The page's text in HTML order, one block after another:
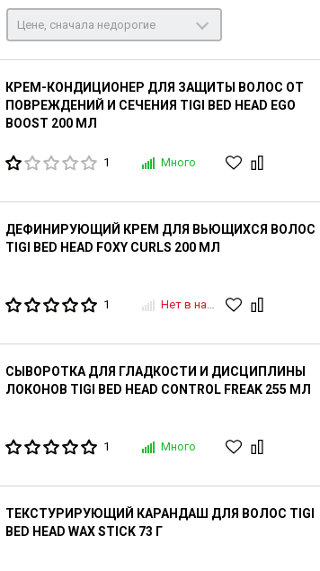
Цене, сначала недорогие
КРЕМ-КОНДИЦИОНЕР ДЛЯ ЗАЩИТЫ ВОЛОС ОТ
ПОВРЕЖДЕНИЙ И СЕЧЕНИЯ TIGI BED HEAD EGO
BOOST 200 МЛ
1 Много
ДЕФИНИРУЮЩИЙ КРЕМ ДЛЯ ВЬЮЩИХСЯ ВОЛОС
TIGI BED HEAD FOXY CURLS 200 МЛ
1 Нет в наличии
СЫВОРОТКА ДЛЯ ГЛАДКОСТИ И ДИСЦИПЛИНЫ
ЛОКОНОВ TIGI BED HEAD CONTROL FREAK 255 МЛ
1 Много
ТЕКСТУРИРУЮЩИЙ КАРАНДАШ ДЛЯ ВОЛОС TIGI
BED HEAD WAX STICK 73 Г